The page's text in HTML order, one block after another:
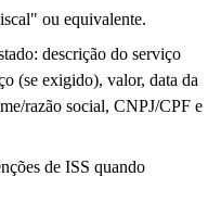
ou equivalente.
descrição do serviço
(se exigido), valor, data da
razão social, CNPJ/CPF e
de ISS quando